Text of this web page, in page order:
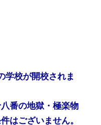
学校が開校されま
番の地獄・極楽物
はございません。